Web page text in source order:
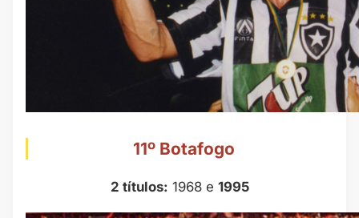
11º Botafogo
2 títulos: 1968e 1995